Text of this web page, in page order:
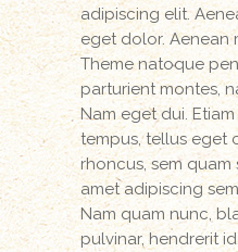
adipiscing elit.
eget dolor. Aenean
Theme natoque
parturient montes,
Nam eget dui.
tempus, tellus eget
rhoncus, sem quam
amet adipiscing
Nam quam nunc,
pulvinar, hendrerit